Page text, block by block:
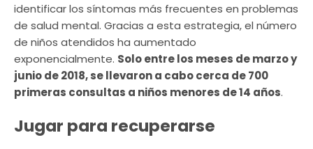
identificar los síntomas más frecuentes en problemas
de salud mental. Gracias a esta estrategia, el número
de niños atendidos ha aumentado
exponencialmente. Solo entre los meses de marzo y
junio de 2018, se llevaron a cabo cerca de 700
primeras consultas a niños menores de 14 años.
Jugar para recuperarse